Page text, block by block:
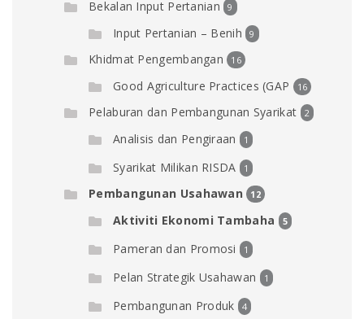
Bekalan Input Pertanian 9
Input Pertanian – Benih 9
Khidmat Pengembangan 16
Good Agriculture Practices (GAP 16
Pelaburan dan Pembangunan Syarikat 2
Analisis dan Pengiraan 1
Syarikat Milikan RISDA 1
Pembangunan Usahawan 12
Aktiviti Ekonomi Tambaha 5
Pameran dan Promosi 1
Pelan Strategik Usahawan 1
Pembangunan Produk 4